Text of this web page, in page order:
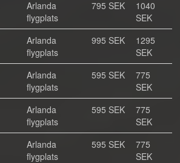
Arlanda
flygplats
795 SEK
1040
SEK
Arlanda
flygplats
995 SEK
1295
SEK
Arlanda
flygplats
595 SEK
775
SEK
Arlanda
flygplats
595 SEK
775
SEK
Arlanda
flygplats
595 SEK
775
SEK